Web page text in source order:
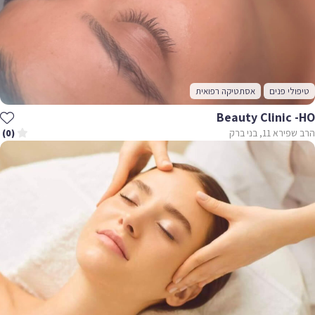
פנים אסתטיקה רפואית
Beauty Clinic
11, בני ברק